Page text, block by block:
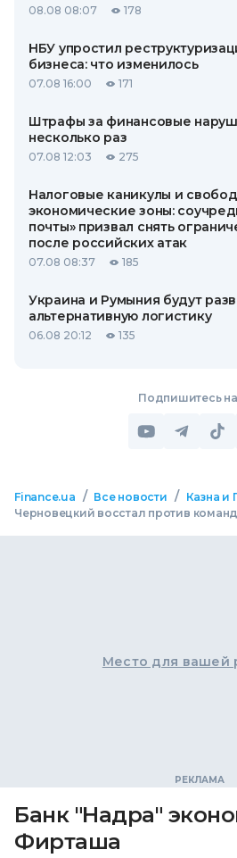
08.08 08:07 178
НБУ упростил
бизнеса: что изменилось
07.08 16:00 171
Штрафы за финансовые
несколько раз
07.08 12:03 275
Налоговые каникулы и
экономические зоны:
почты» призвал снять
после российских атак
07.08 08:37 185
Украина и Румыния будут
альтернативную логистику
06.08 20:12 135
Подпишитесь
Finance.ua / Все новости / Казна и
Черновецкий восстал против
Место для вашей
Банк "Надра"
Фирташа